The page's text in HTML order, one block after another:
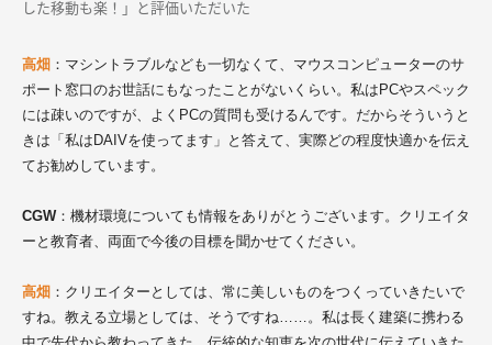
した移動も楽！」と評価いただいた
高畑 ：マシントラブルなども一切なくて、マウスコンピューターのサ
ポート窓口のお世話にもなったことがないくらい。私はPCやスペック
には疎いのですが、よくPCの質問も受けるんです。だからそういうと
きは「私はDAIVを使ってます」と答えて、実際どの程度快適かを伝え
てお勧めしています。
CGW：機材環境についても情報をありがとうございます。クリエイタ
ーと教育者、両面で今後の目標を聞かせてください。
高畑 ：クリエイターとしては、常に美しいものをつくっていきたいで
すね。教える立場としては、そうですね……。私は長く建築に携わる